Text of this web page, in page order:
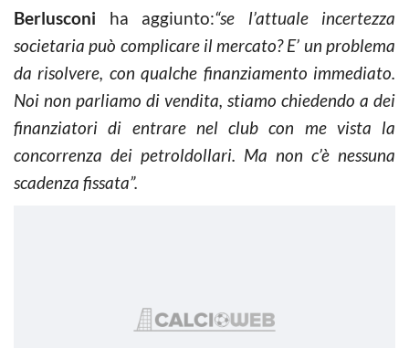
Berlusconi ha aggiunto:“se l’attuale incertezza
societaria può complicare il mercato? E’ un problema
da risolvere, con qualche finanziamento immediato.
Noi non parliamo di vendita, stiamo chiedendo a dei
finanziatori di entrare nel club con me vista la
concorrenza dei petroldollari. Ma non c’è nessuna
scadenza fissata”.